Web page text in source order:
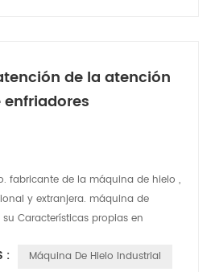
de la atención
fabricante de la máquina de hielo ,
y extranjera. máquina de
Características propias en
:
Máquina De Hielo Industrial